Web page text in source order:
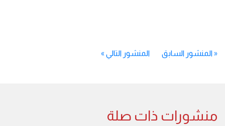
«المنشور السابق المنشور التالي »
منشورات ذات صلة